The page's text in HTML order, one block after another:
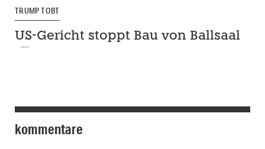
TRUMP TOBT
US-Gericht stoppt Bau von Ballsaal
kommentare